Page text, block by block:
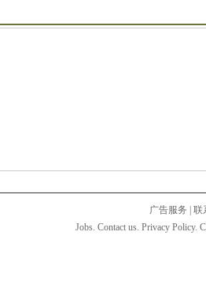
广告服务
联
Jobs. Contact us. Privacy Policy.